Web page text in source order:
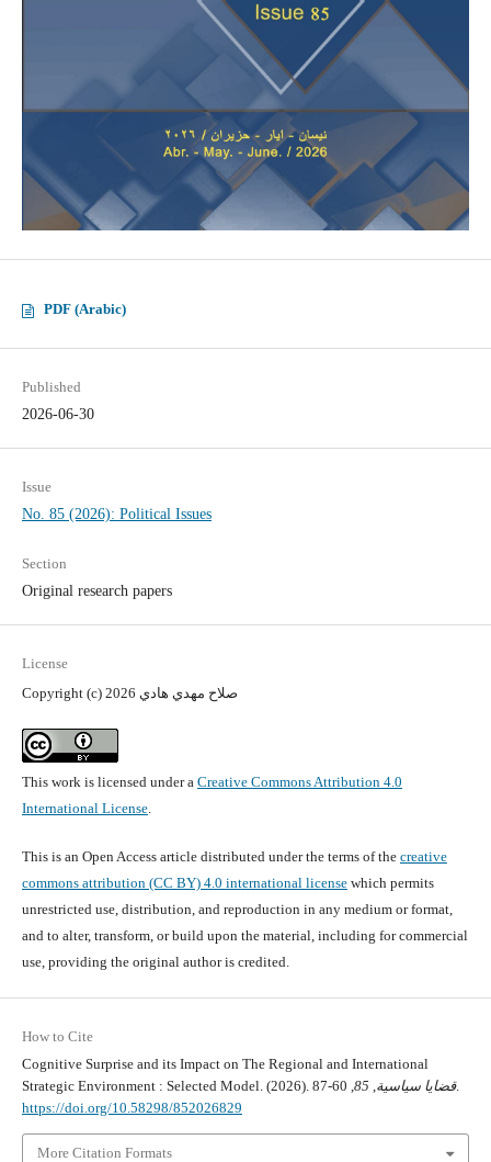
PDF (Arabic)
Published
2026-06-30
Issue
No. 85 (2026): Political Issues
Section
Original research papers
License
Copyright (c) 2026 صلاح مهدي هادي
This work is licensed under a Creative Commons Attribution 4.0
International License.
This is an Open Access article distributed under the terms of the creative
commons attribution (CC BY) 4.0 international licensewhich permits
unrestricted use, distribution, and reproduction in any medium or format,
and to alter, transform, or build upon the material, including for commercial
use, providing the original author is credited.
How to Cite
Cognitive Surprise and its Impact on The Regional and International
Strategic Environment : Selected Model. (2026).
قضايا سياسية,
85
, 60-87.
https://doi.org/10.58298/852026829
More Citation Formats